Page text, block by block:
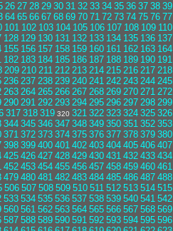
26 27 28 29 30 31 32 33 34 35 36 37 38 39
64 65 66 67 68 69 70 71 72 73 74 75 76 77
101 102 103 104 105 106 107 108 109 110
128 129 130 131 132 133 134 135 136 137
155 156 157 158 159 160 161 162 163 164
182 183 184 185 186 187 188 189 190 191
209 210 211 212 213 214 215 216 217 218
236 237 238 239 240 241 242 243 244 245
263 264 265 266 267 268 269 270 271 272
290 291 292 293 294 295 296 297 298 299
317 318 319 320 321 322 323 324 325 326
344 345 346 347 348 349 350 351 352 353
371 372 373 374 375 376 377 378 379 380
398 399 400 401 402 403 404 405 406 407
425 426 427 428 429 430 431 432 433 434
452 453 454 455 456 457 458 459 460 461
479 480 481 482 483 484 485 486 487 488
506 507 508 509 510 511 512 513 514 515
533 534 535 536 537 538 539 540 541 542
560 561 562 563 564 565 566 567 568 569
587 588 589 590 591 592 593 594 595 596